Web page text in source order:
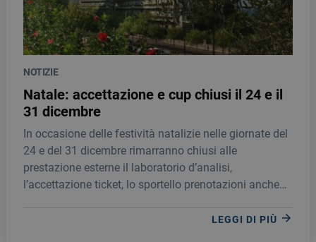
NOTIZIE
Natale: accettazione e cup chiusi il 24 e il
31 dicembre
In occasione delle festività natalizie nelle giornate del
24 e del 31 dicembre rimarranno chiusi alle
prestazione esterne il laboratorio d’analisi,
l’accettazione ticket, lo sportello prenotazioni anche
l’accettazione e ticket di radiologia, endoscopia
LEGGI DI PIÙ